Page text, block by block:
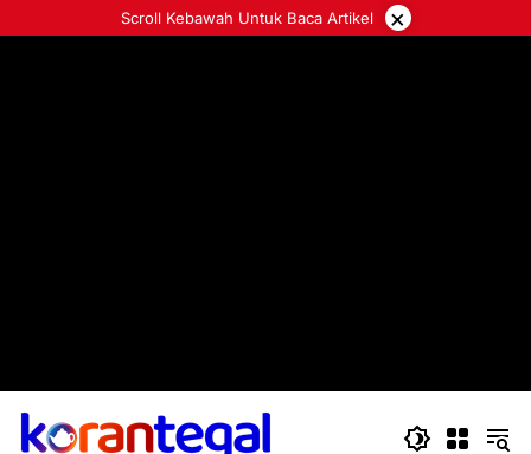
ke
Scroll Kebawah Untuk Baca Artikel ×